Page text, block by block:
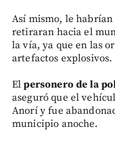
Así mismo, le habrían
retiraran hacia el
la vía, ya que en las
artefactos explosivos.
Elpersonero de la
aseguró que el
Anorí y fue
municipio anoche.